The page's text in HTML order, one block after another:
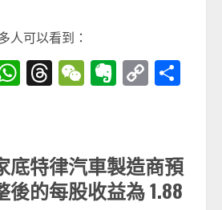
人可以看到：
WhatsApp
Threads
WeChat
Evernote
Copy
底特律汽車製造商預
後的每股收益為 1.88